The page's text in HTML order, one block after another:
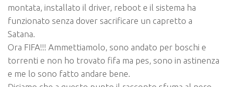
montata, installato il driver, reboot e il sistema ha
funzionato senza dover sacrificare un capretto a
Satana.
Ora FIFA!!! Ammettiamolo, sono andato per boschi e
torrenti e non ho trovato fifa ma pes, sono in astinenza
e me lo sono fatto andare bene.